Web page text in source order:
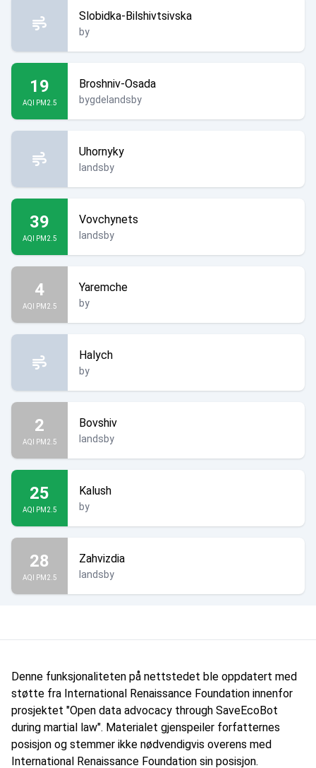
Slobidka-Bilshivtsivska
by
19
AQI PM2.5
Broshniv-Osada
bygdelandsby
Uhornyky
landsby
39
AQI PM2.5
Vovchynets
landsby
4
AQI PM2.5
Yaremche
by
Halych
by
2
AQI PM2.5
Bovshiv
landsby
25
AQI PM2.5
Kalush
by
28
AQI PM2.5
Zahvizdia
landsby
Denne funksjonaliteten på nettstedet ble oppdatert med
støtte fra International Renaissance Foundation innenfor
prosjektet "Open data advocacy through SaveEcoBot
during martial law". Materialet gjenspeiler forfatternes
posisjon og stemmer ikke nødvendigvis overens med
International Renaissance Foundation sin posisjon.